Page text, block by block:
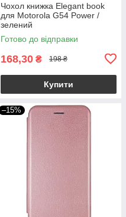
Чохол книжка Elegant book
для Motorola G54 Power /
зелений
Готово до відправки
168,30 ₴ 198 ₴
Купити
–15%